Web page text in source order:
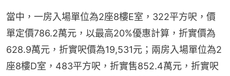
當中，一房入場單位為2座8樓E室，322平方呎，價
單定價786.2萬元，以最高20%優惠計算，折實價為
628.9萬元，折實呎價為19,531元；兩房入場單位為2
座8樓D室，483平方呎，折實售852.4萬元，折實呎